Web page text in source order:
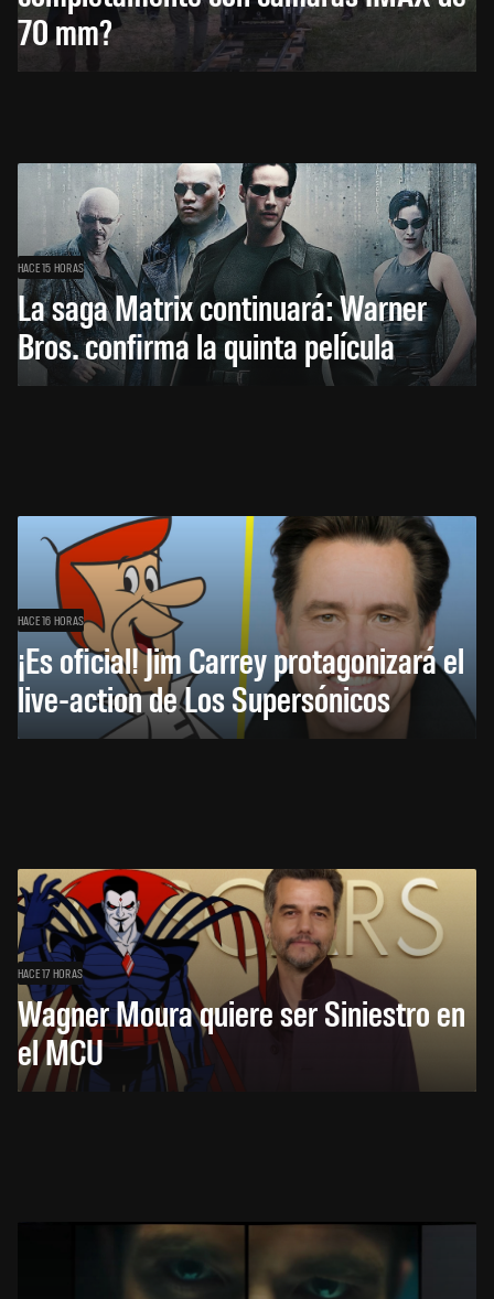
70 mm?
HACE 15 HORAS
La saga Matrix continuará: Warner
Bros. confirma la quinta película
HACE 16 HORAS
¡Es oficial! Jim Carrey protagonizará el
live-action de Los Supersónicos
HACE 17 HORAS
Wagner Moura quiere ser Siniestro en
el MCU